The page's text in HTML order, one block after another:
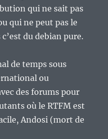
qui ne sait pas
qui ne peut pas le
du debian pure.
de temps sous
ou
des forums pour
où le RTFM est
Andosi (mort de